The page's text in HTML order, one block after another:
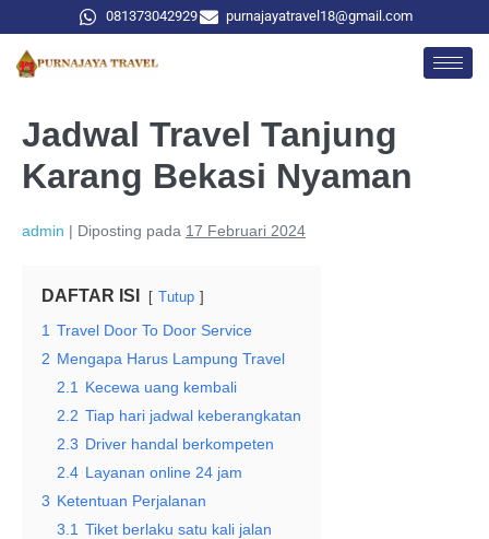
081373042929 purnajayatravel18@gmail.com
Jadwal Travel Tanjung
Karang Bekasi Nyaman
admin | Diposting pada 17 Februari 2024
DAFTAR ISI Tutup
1 Travel Door To Door Service
2 Mengapa Harus Lampung Travel
2.1
Kecewa uang kembali
2.2 Tiap hari jadwal keberangkatan
2.3 Driver handal berkompeten
2.4 Layanan online 24 jam
3 Ketentuan Perjalanan
3.1 Tiket berlaku satu kali jalan